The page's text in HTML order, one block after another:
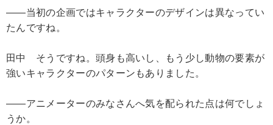
――当初の企画ではキャラクターのデザインは異なってい
たんですね。
田中 そうですね。頭身も高いし、もう少し動物の要素が
強いキャラクターのパターンもありました。
――アニメーターのみなさんへ気を配られた点は何でしょ
うか。